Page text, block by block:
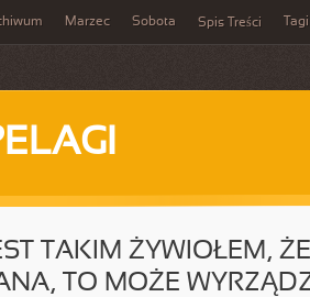
Marzec Sobota Spis Treści Tagi
TAKIM ŻYWIOŁEM,
TO MOŻE